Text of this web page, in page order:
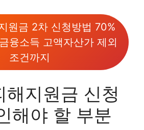
원금 2차 신청방법 70%
융소득 고액자산가 제외
조건까지
해지원금 신청
해야 할 부분